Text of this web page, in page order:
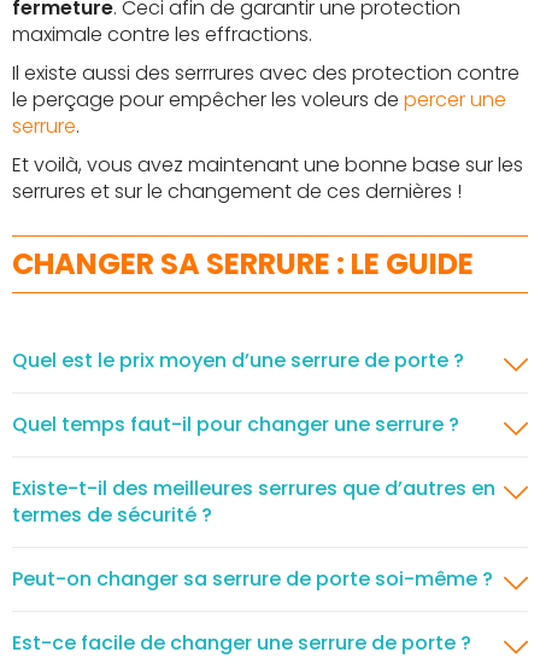
fermeture. Ceci afin de garantir une protection
maximale contre les effractions.
Il existe aussi des serrrures avec des protection contre
le perçage pour empêcher les voleurs de percer une
serrure.
Et voilà, vous avez maintenant une bonne base sur les
serrures et sur le changement de ces dernières !
CHANGER SA SERRURE : LE GUIDE
Quel est le prix moyen d’une serrure de porte ?
Quel temps faut-il pour changer une serrure ?
Existe-t-il des meilleures serrures que d’autres en
termes de sécurité ?
Peut-on changer sa serrure de porte soi-même ?
Est-ce facile de changer une serrure de porte ?